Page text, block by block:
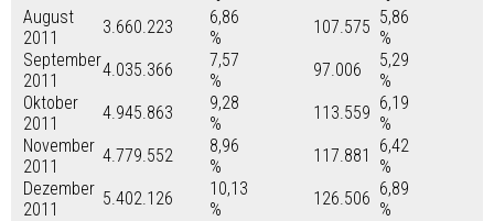
August
2011
3.660.223
6,86
%
107.575 5,86
%
September
2011
4.035.366
7,57
%
97.006
5,29
%
Oktober
2011
4.945.863
9,28
%
113.559 6,19
%
November
2011
4.779.552
8,96
%
117.881
6,42
%
Dezember
2011
5.402.126
10,13
%
126.506 6,89
%